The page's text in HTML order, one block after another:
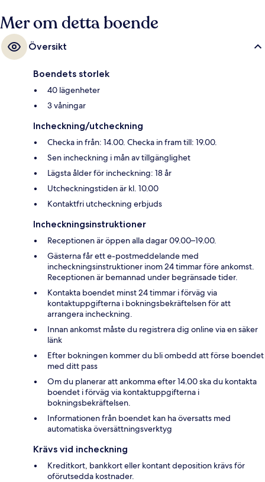
Mer om detta boende
Översikt
Boendets storlek
40 lägenheter
3 våningar
Incheckning/utcheckning
Checka in från: 14.00. Checka in fram till: 19.00.
Sen incheckning i mån av tillgänglighet
Lägsta ålder för incheckning: 18 år
Utcheckningstiden är kl. 10.00
Kontaktfri utcheckning erbjuds
Incheckningsinstruktioner
Receptionen är öppen alla dagar 09.00–19.00.
Gästerna får ett e-postmeddelande med
incheckningsinstruktioner inom 24 timmar före ankomst.
Receptionen är bemannad under begränsade tider.
Kontakta boendet minst 24 timmar i förväg via
kontaktuppgifterna i bokningsbekräftelsen för att
arrangera incheckning.
Innan ankomst måste du registrera dig online via en säker
länk
Efter bokningen kommer du bli ombedd att förse boendet
med ditt pass
Om du planerar att ankomma efter 14.00 ska du kontakta
boendet i förväg via kontaktuppgifterna i
bokningsbekräftelsen.
Informationen från boendet kan ha översatts med
automatiska översättningsverktyg
Krävs vid incheckning
Kreditkort, bankkort eller kontant deposition krävs för
oförutsedda kostnader.